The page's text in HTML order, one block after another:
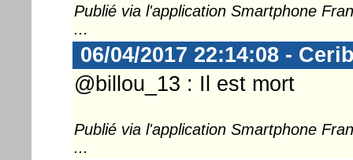
Publié via l'application Smartphone
...
06/04/2017 22:14:08 -
@billou_13 : Il est mort
Publié via l'application Smartphone
...